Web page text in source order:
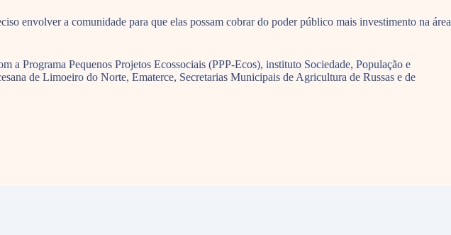
envolver a comunidade para que elas possam cobrar do poder público mais investimento na área
Programa Pequenos Projetos Ecossociais (PPP-Ecos), instituto Sociedade, População e
de Limoeiro do Norte, Ematerce, Secretarias Municipais de Agricultura de Russas e de